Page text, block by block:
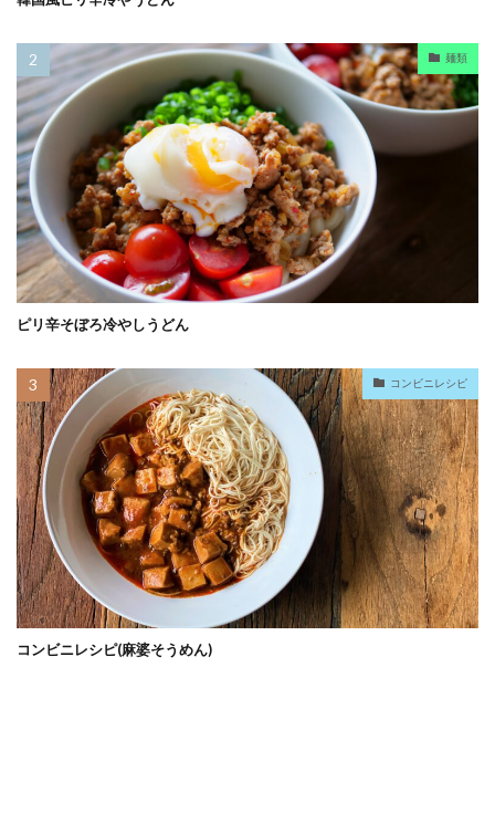
麺類
ピリ辛そぼろ冷やしうどん
コンビニレシピ
コンビニレシピ(麻婆そうめん)